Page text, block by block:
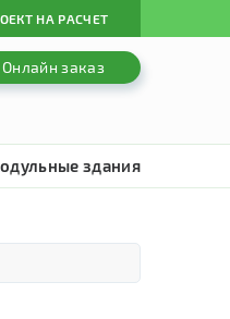
НА РАСЧЕТ
Онлайн заказ
здания